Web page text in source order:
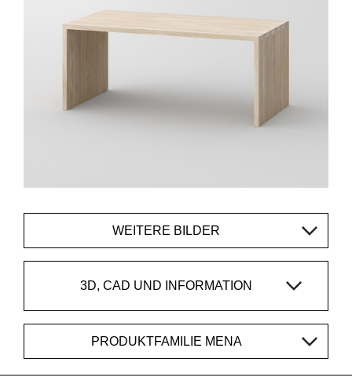
WEITERE BILDER
3D, CAD UND INFORMATION
PRODUKTFAMILIE MENA